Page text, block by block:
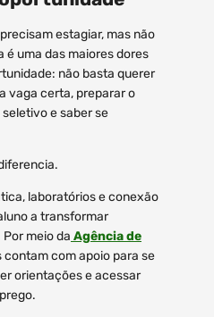
estagiar, mas não
é uma das maiores dores
não basta querer
vaga certa, preparar o
e saber se
laboratórios e conexão
a transformar
meio da Agência de
contam com apoio para se
orientações e acessar